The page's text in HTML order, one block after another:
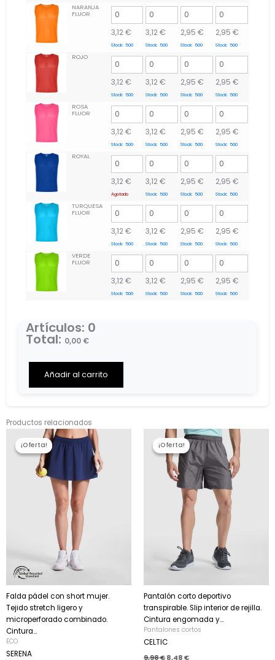
NARANJA
FLUOR
3,12€
Stock: 500
3,12€
Stock: 500
2,95 €
Stock: 500
2,95 €
Stock: 500
ROJO
3,12€
Stock: 500
3,12€
Stock: 500
2,95 €
Stock: 500
2,95 €
Stock: 500
ROSA
FLUOR
3,12€
Stock: 500
3,12€
Stock: 500
2,95 €
Stock: 500
2,95 €
Stock: 500
ROYAL
3,12€
Agotado
3,12€
Stock: 500
2,95 €
Stock: 500
2,95 €
Stock: 500
TURQUESA
FLUOR
3,12€
Stock: 500
3,12€
Stock: 500
2,95 €
Stock: 500
2,95 €
Stock: 500
VERDE
FLUOR
3,12€
Stock: 500
3,12€
Stock: 500
2,95 €
Stock: 500
2,95 €
Stock: 500
Artículos: 0
Total: 0,00 €
Items,
Total
$0.00
Añadir al carrito
Productos relacionados
¡Oferta!
Falda pádel con short mujer.
Tejido stretch ligero y
microperforado combinado.
Cintura...
¡Oferta!
ECO
SERENA
precio
original
era:
19,43 €.
El
precio
actual
¡Oferta!
Pantalón corto deportivo
transpirable. Slip interior de rejilla.
Cintura engomada y...
¡Oferta!
Pantalones cortos
CELTIC
9,98€
El
precio
original
era:
9,98 €.
8,48 €
El
precio
actual
es:
8,48 €.